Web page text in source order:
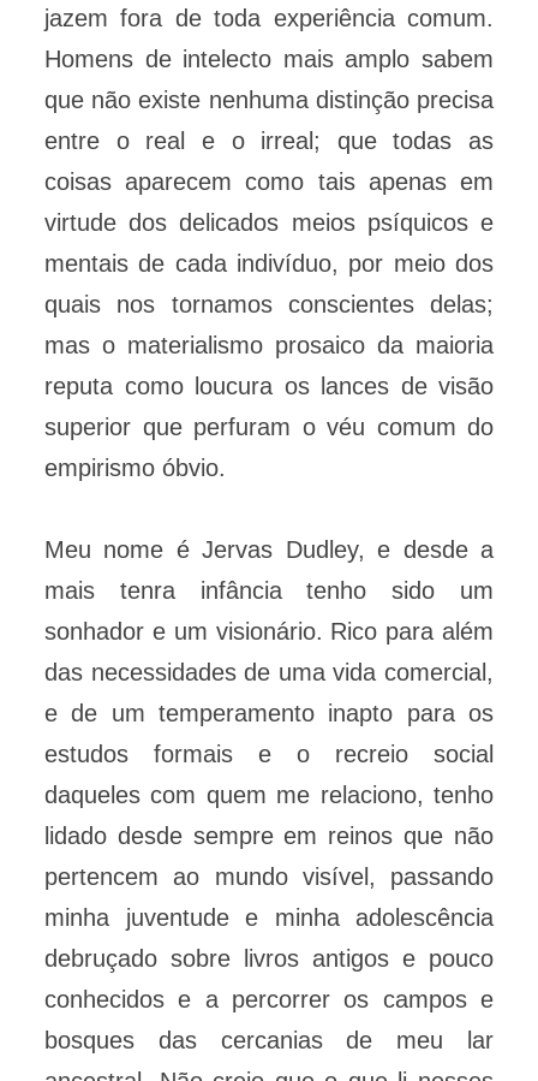
jazem fora de toda experiência comum.
Homens de intelecto mais amplo sabem
que não existe nenhuma distinção precisa
entre o real e o irreal; que todas as
coisas aparecem como tais apenas em
virtude dos delicados meios psíquicos e
mentais de cada indivíduo, por meio dos
quais nos tornamos conscientes delas;
mas o materialismo prosaico da maioria
reputa como loucura os lances de visão
superior que perfuram o véu comum do
empirismo óbvio.
Meu nome é Jervas Dudley, e desde a
mais tenra infância tenho sido um
sonhador e um visionário. Rico para além
das necessidades de uma vida comercial,
e de um temperamento inapto para os
estudos formais e o recreio social
daqueles com quem me relaciono, tenho
lidado desde sempre em reinos que não
pertencem ao mundo visível, passando
minha juventude e minha adolescência
debruçado sobre livros antigos e pouco
conhecidos e a percorrer os campos e
bosques das cercanias de meu lar